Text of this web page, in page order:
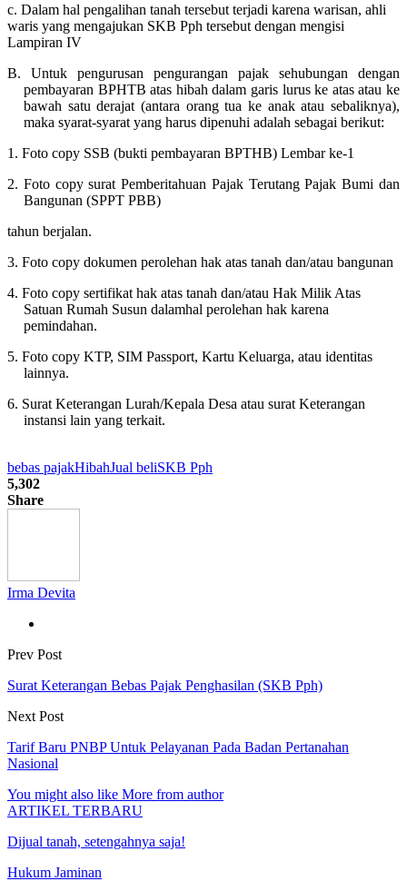
c. Dalam hal pengalihan tanah tersebut terjadi karena warisan, ahli
waris yang mengajukan SKB Pph tersebut dengan mengisi
Lampiran IV
B. Untuk pengurusan pengurangan pajak sehubungan dengan
pembayaran BPHTB atas hibah dalam garis lurus ke atas atau ke
bawah satu derajat (antara orang tua ke anak atau sebaliknya),
maka syarat-syarat yang harus dipenuhi adalah sebagai berikut:
1. Foto copy SSB (bukti pembayaran BPTHB) Lembar ke-1
2. Foto copy surat Pemberitahuan Pajak Terutang Pajak Bumi dan
Bangunan (SPPT PBB)
tahun berjalan.
3. Foto copy dokumen perolehan hak atas tanah dan/atau bangunan
4. Foto copy sertifikat hak atas tanah dan/atau Hak Milik Atas
Satuan Rumah Susun dalamhal perolehan hak karena
pemindahan.
5. Foto copy KTP, SIM Passport, Kartu Keluarga, atau identitas
lainnya.
6. Surat Keterangan Lurah/Kepala Desa atau surat Keterangan
instansi lain yang terkait.
bebas pajakHibahJual beliSKB Pph
5,302
Share
Irma Devita
Prev Post
Surat Keterangan Bebas Pajak Penghasilan (SKB Pph)
Next Post
Tarif Baru PNBP Untuk Pelayanan Pada Badan Pertanahan
Nasional
You might also like More from author
ARTIKEL TERBARU
Dijual tanah, setengahnya saja!
Hukum Jaminan